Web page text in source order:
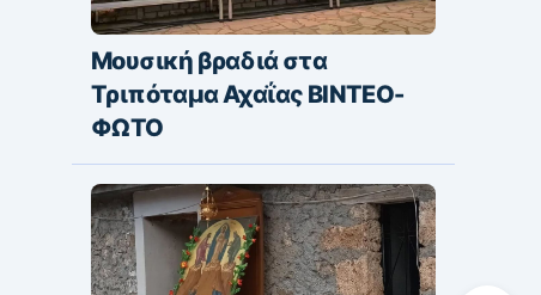
Μουσική βραδιά στα
Τριπόταμα Αχαΐας ΒΙΝΤΕΟ-
ΦΩΤΟ